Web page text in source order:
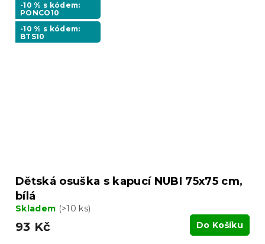
-10 % s kódem:
PONCO10
-10 % s kódem:
BTS10
Dětská osuška s kapucí NUBI 75x75 cm,
bílá
Skladem (>10 ks)
93 Kč Do Košíku